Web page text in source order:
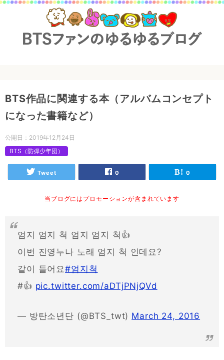
BTS作品に関連する本（アルバムコンセプト
になった書籍など）
公開日： 2019年12月24日
BTS（防弾少年団）
Tweet 0 0
当ブログにはプロモーションが含まれています
엄지 엄지 척 엄지 엄지 척👍
이번 진영누나 노래 엄지 척 인데요?
같이 들어요#엄지척
#👍 pic.twitter.com/aDTjPNjQVd
— 방탄소년단 (@BTS_twt) March 24, 2016